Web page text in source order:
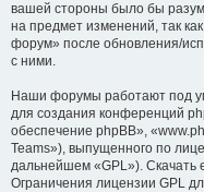
вашей стороны было бы
на предмет изменений, так
форум» после обновления/
с ними.
Наши форумы работают под
для создания конференций
обеспечение phpBB»,
Teams»), выпущенного по
дальнейшем «GPL»). Скачать
Ограничения лицензии GPL